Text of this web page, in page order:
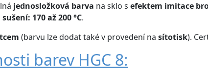
jednosložková barva na sklo s efektem imitace
sušení: 170 až 200 °C.
(barvu lze dodat také v provedení na sítotisk).
barev HGC 8: